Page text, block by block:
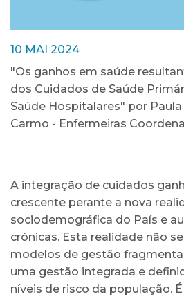
10 MAI 2024
"Os ganhos em saúde
dos Cuidados de Saúde
Saúde Hospitalares" por
Carmo - Enfermeiras
A integração de cuidados
crescente perante a nova
sociodemográfica do País e
crónicas. Esta realidade não
modelos de gestão
uma gestão integrada e
níveis de risco da população.